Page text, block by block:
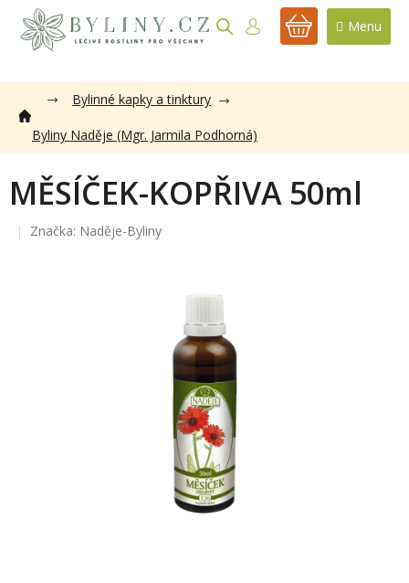
obsah
NÁKUPNÍ
Bylinné kapky a tinktury
Byliny Naděje (Mgr. Jarmila Podhorná)
MĚSÍČEK-KOPŘIVA 50ml
Značka: Naděje-Byliny